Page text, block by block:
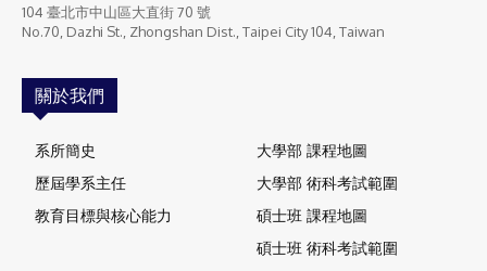
104 臺北市中山區大直街 70 號
No.70, Dazhi St., Zhongshan Dist., Taipei City 104, Taiwan
關於我們
系所簡史
歷屆學系主任
教育目標與核心能力
大學部 課程地圖
大學部 術科考試範圍
碩士班 課程地圖
碩士班 術科考試範圍